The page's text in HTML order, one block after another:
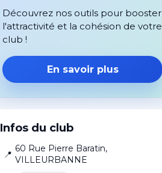
Découvrez nos outils pour booster
l'attractivité et la cohésion de votre
club !
En savoir plus
Infos du club
📍
60 Rue Pierre Baratin,
VILLEURBANNE